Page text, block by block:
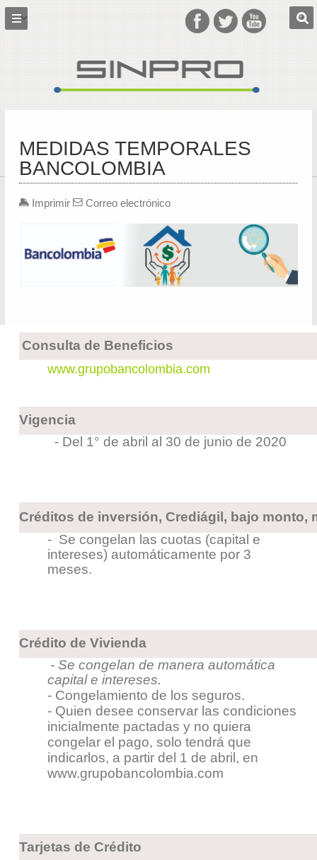
MEDIDAS TEMPORALES
BANCOLOMBIA
Imprimir Correo electrónico
Consulta de Beneficios
www.grupobancolombia.com
Vigencia
- Del 1° de abril al 30 de junio de 2020
Créditos de inversión, Crediágil, bajo monto,
- Se congelan las cuotas (capital e
intereses) automáticamente por 3
meses.
Crédito de Vivienda
- Se congelan de manera automática
capital e intereses.
- Congelamiento de los seguros.
- Quien desee conservar las condiciones
inicialmente pactadas y no quiera
congelar el pago, solo tendrá que
indicarlos, a partir del 1 de abril, en
www.grupobancolombia.com
Tarjetas de Crédito